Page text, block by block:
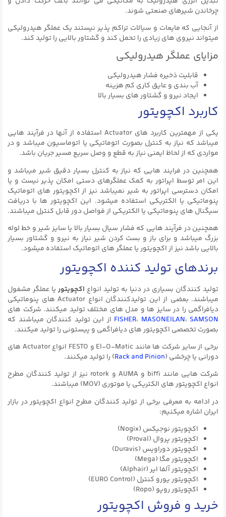
چرخاندن شیرهای صنعتی شوند.
از آنجایی که مایعات و سیالات تراکم پذیر نیستند یک عملگر هیدرولیکی
میتواند نیروی های زیادی را تحمل کند و گشتاور بالایی را تولید کند.
مزایای عملگر هیدرولیکی
قابلیت ذخیره فشار هیدرولیکی
آب بندی و عایق کاری کم هزینه
ایجاد نیرو و گشتاور های بسیار بالا
کاربرد اکچویتور
یکی از مهمترین کاربرد های Actuator استفاده از آنها در فرآیند هایی
میباشد که نیاز به کنترل بصورت اتوماتیکی یا اتوماسیون میباشد و در
مواردی که از لحاظ ایمنی نیاز به قطع و وصل سریع مسیر جریان باشد.
همچنین در فرایند هایی که نیاز به کنترل بسیار دقیق شیر میباشد و
این امر توسط اپراتور به کمک عملگرهای دستی امکان پذیر نیست و یا
امکان دسترسی اپراتور به شیر نمیباشد نیز از اکچویتور های اتوماتیک
پنوماتیکی یا الکتریکی استفاده میشود. این اکچویتور ها با دریافت
سیگنال های پنوماتیکی یا الکتریکی از فواصل دور قابل کنترل میباشند.
همچنین در فرآیند هایی که فشار سیال بسیار بالا یا سایز شیر و خط لوله
بزرگ میباشد و برای باز و بست کردن شیر نیاز به نیرو و گشتاور بسیار
بالایی باشد نیز از اکچویتور یا عملگر های اتوماتیک استفاده میشود.
برندهای تولید کننده اکچویتور
تولید کنندگان بسیاری در دنیا به تولید انواع اکچویتور یا عملگر مشغول
میباشند. بعضی از این تولیدکنندگان انواع Actuator های پنوماتیکی
دیافراگمی را در سایز ها و مدل های مختلف تولید میکنند. شرکت های
FISHER، MASONEILAN، SAMSON
از این تولید کنندگان میباشند که
بصورت تخصصی اکچویتور های دیافراگمی و پیستونی را تولید میکنند.
برخی از سایر شرکت ها مانند El-O-Matic و FESTO انواع Actuator های
دورانی یا چرخشی (Rack and Pinion) را تولید میکنند.
شرکت هایی مانند biffi و AUMA و rotork نیز از تولید کنندگان مطرح
انواع اکچویتور های الکتریکی یا موتوری (MOV) میباشند.
در ادامه به معرفی برخی از تولید کنندگان مطرح انواع اکچویتور در بازار
ایران اشاره میکنیم:
اکچویتور نوجیکس (Nogix)
اکچویتور پروال (Proval)
اکچویتور دوراویس (Duravis)
اکچویتور مگا (Mega)
اکچویتور آلفا ایر (Alphair)
اکچویتور یورو کنترل (EURO Control)
اکچویتور روپو (Ropo)
خرید و فروش اکچویتور